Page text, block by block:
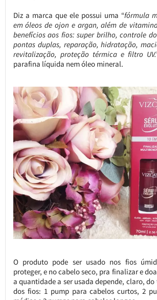
Diz a marca que ele possui uma “fórmula
em óleos de ojon e argan, além de
benefícios aos fios: super brilho, controle
pontas duplas, reparação, hidratação,
revitalização, proteção térmica e filtro
parafina líquida nem óleo mineral.
O produto pode ser usado nos fios
proteger, e no cabelo seco, pra finalizar e
a quantidade a ser usada depende, claro,
dos fios: 1 pump para cabelos curtos, 2